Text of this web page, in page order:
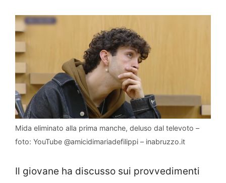
Mida eliminato alla prima manche, deluso dal televoto –
foto: YouTube @amicidimariadefilippi – inabruzzo.it
Il giovane ha discusso sui provvedimenti